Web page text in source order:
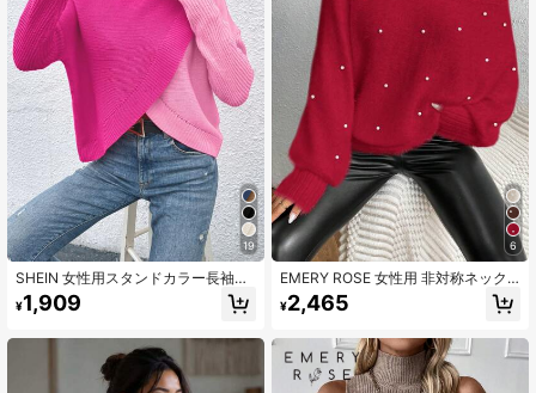
19
SHEIN 女性用スタンドカラー長袖パ
ッチワークファッショナブルで快適
なプルオーバーセーター、長袖トッ
¥1,909
6
EMERY ROSE 女性用 非対称ネック
パール装飾 長袖プルオーバーセータ
ー、秋冬 新年ニットプルオーバー
¥2,465